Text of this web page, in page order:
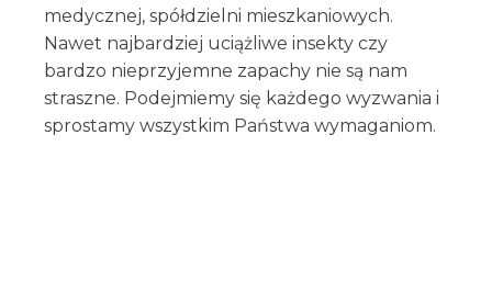
medycznej, spółdzielni mieszkaniowych.
Nawet najbardziej uciążliwe insekty czy
bardzo nieprzyjemne zapachy nie są nam
straszne. Podejmiemy się każdego wyzwania i
sprostamy wszystkim Państwa wymaganiom.